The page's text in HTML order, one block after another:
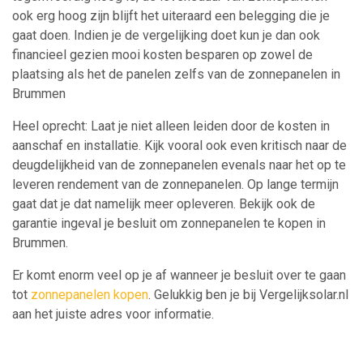
ook erg hoog zijn blijft het uiteraard een belegging die je
gaat doen. Indien je de vergelijking doet kun je dan ook
financieel gezien mooi kosten besparen op zowel de
plaatsing als het de panelen zelfs van de zonnepanelen in
Brummen
Heel oprecht: Laat je niet alleen leiden door de kosten in
aanschaf en installatie. Kijk vooral ook even kritisch naar de
deugdelijkheid van de zonnepanelen evenals naar het op te
leveren rendement van de zonnepanelen. Op lange termijn
gaat dat je dat namelijk meer opleveren. Bekijk ook de
garantie ingeval je besluit om zonnepanelen te kopen in
Brummen.
Er komt enorm veel op je af wanneer je besluit over te gaan
tot zonnepanelen kopen. Gelukkig ben je bij Vergelijksolar.nl
aan het juiste adres voor informatie.